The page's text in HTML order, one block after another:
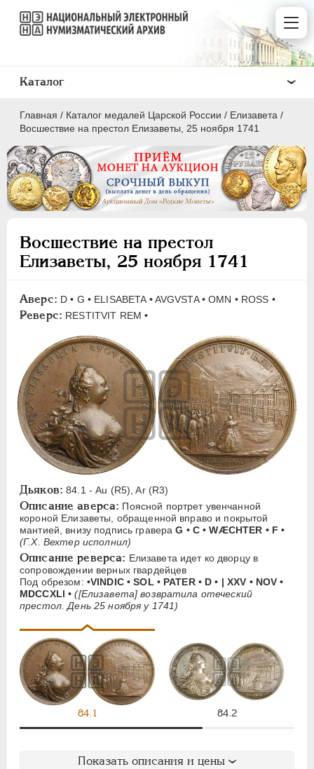
Главная / Каталог медалей Царской России / Елизавета /
Восшествие на престол Елизаветы, 25 ноября 1741
Восшествие на престол
Елизаветы, 25 ноября 1741
Аверс: D • G • ELISABETA • AVGVSTA • OMN • ROSS •
Реверс: RESTITVIT REM •
Дьяков: 84.1 - Au (R5), Ar (R3)
Описание аверса: Поясной портрет увенчанной
короной Елизаветы, обращенной вправо и покрытой
мантией, внизу подпись гравераG • С • WÆCHTER • F •
(Г.Х. Вехтер исполнил)
Описание реверса: Елизавета идет ко дворцу в
сопровождении верных гвардейцев
Под обрезом: •VINDIC • SOL • PATER • D • | XXV • NOV •
MDCCXLl • ([Елизавета] возвратила отеческий
престол. День 25 ноября у 1741)
84.1 84.2
Показать описания и цены
Каталог
ВСЕ
ЕКАТЕРИНА I 1725-1727
ПЕТР II 1727-1729
ИОАНН АНТОНОВИЧ 1740-1741
ЕЛИЗАВЕТА 1741-1762
Латинская надпись
A C D E F I J
L
N
P Q R S T U
Русская надпись
В Е Н П
ПЕТР III
1762-1762
ЕКАТЕРИНА II 1762-1796
ПАВЕЛ I 1796-1801
АЛЕКСАНДР I 1801-1825
НИКОЛАЙ I 1826-1855
АЛЕКСАНДР II 1855-1881
НИКОЛАЙ II
1894-1917
СЕРИИ МЕДАЛЕЙ 1600-1881